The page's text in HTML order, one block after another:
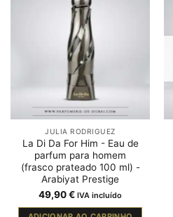
JULIA RODRIGUEZ
La Di Da For Him - Eau de
parfum para homem
(frasco prateado 100 ml) -
Arabiyat Prestige
49,90€ IVA incluído